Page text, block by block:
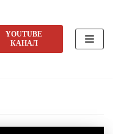
YOUTUBE
КАНАЛ